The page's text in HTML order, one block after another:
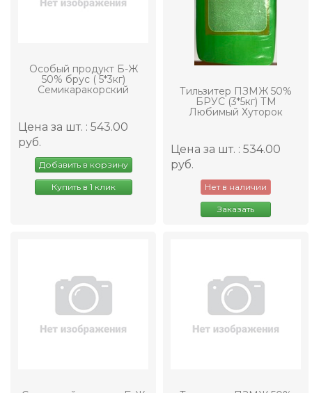
Особый продукт Б-Ж
50% брус ( 5*3кг)
Семикаракорский
Цена за шт. : 543.00
руб.
Добавить в корзину
Купить в 1 клик
Тильзитер ПЗМЖ 50%
БРУС (3*5кг) ТМ
Любимый Хуторок
Цена за шт. : 534.00
руб.
Нет в наличии
Заказать